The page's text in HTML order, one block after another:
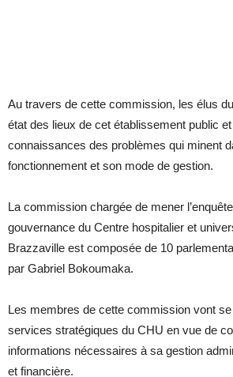
Au travers de cette commission, les élus
état des lieux de cet établissement public
connaissances des problèmes qui minent
fonctionnement et son mode de gestion.
La commission chargée de mener
gouvernance du Centre hospitalier et
Brazzaville est composée de 10
par Gabriel Bokoumaka.
Les membres de cette commission vont
services stratégiques du CHU en vue de
informations nécessaires à sa gestion
et financière.